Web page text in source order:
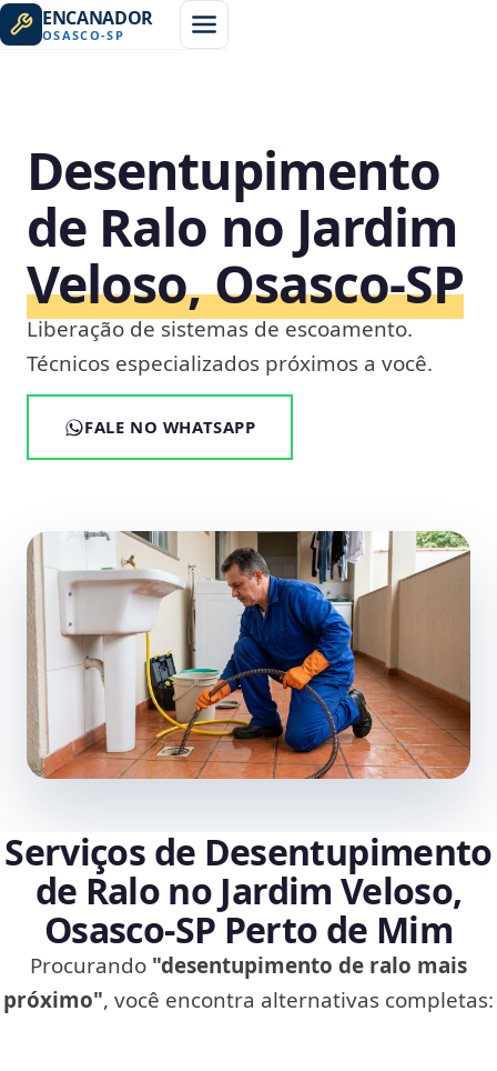
ENCANADOR
OSASCO-SP
Desentupimento
de Ralo no Jardim
Veloso, Osasco‑SP
Liberação de sistemas de escoamento.
Técnicos especializados próximos a você.
FALE NO WHATSAPP
Serviços de Desentupimento
de Ralo no Jardim Veloso,
Osasco‑SP Perto de Mim
Procurando "desentupimento de ralo mais
próximo", você encontra alternativas completas: